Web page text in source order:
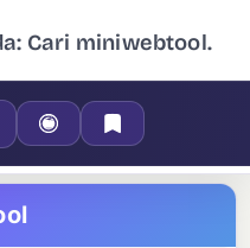
Cari miniwebtool.